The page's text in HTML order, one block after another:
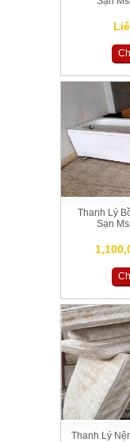
Thanh Lý
Sạn
Thanh Lý